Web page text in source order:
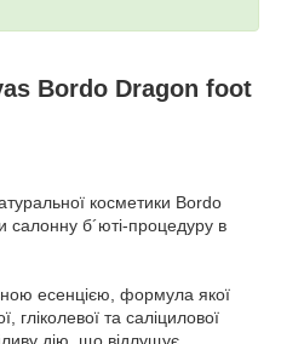
Bordo Dragon foot
косметики Bordo
салонну б´юті-процедуру в
есенцією, формула якої
гліколевої та саліцилової